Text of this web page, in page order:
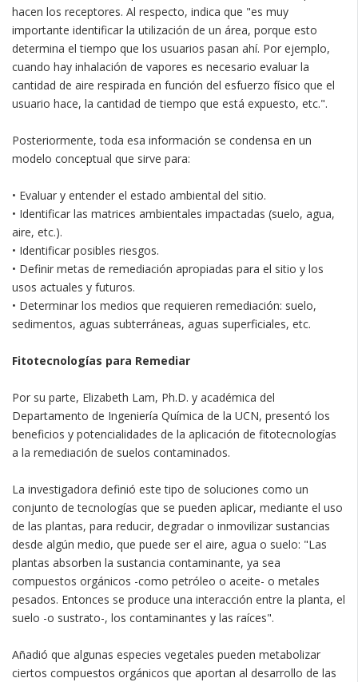
hacen los receptores. Al respecto, indica que "es muy
importante identificar la utilización de un área, porque esto
determina el tiempo que los usuarios pasan ahí. Por ejemplo,
cuando hay inhalación de vapores es necesario evaluar la
cantidad de aire respirada en función del esfuerzo físico que el
usuario hace, la cantidad de tiempo que está expuesto, etc.".
Posteriormente, toda esa información se condensa en un
modelo conceptual que sirve para:
• Evaluar y entender el estado ambiental del sitio.
• Identificar las matrices ambientales impactadas (suelo, agua,
aire, etc.).
• Identificar posibles riesgos.
• Definir metas de remediación apropiadas para el sitio y los
usos actuales y futuros.
• Determinar los medios que requieren remediación: suelo,
sedimentos, aguas subterráneas, aguas superficiales, etc.
Fitotecnologías para Remediar
Por su parte, Elizabeth Lam, Ph.D. y académica del
Departamento de Ingeniería Química de la UCN, presentó los
beneficios y potencialidades de la aplicación de fitotecnologías
a la remediación de suelos contaminados.
La investigadora definió este tipo de soluciones como un
conjunto de tecnologías que se pueden aplicar, mediante el uso
de las plantas, para reducir, degradar o inmovilizar sustancias
desde algún medio, que puede ser el aire, agua o suelo: "Las
plantas absorben la sustancia contaminante, ya sea
compuestos orgánicos -como petróleo o aceite- o metales
pesados. Entonces se produce una interacción entre la planta, el
suelo -o sustrato-, los contaminantes y las raíces".
Añadió que algunas especies vegetales pueden metabolizar
ciertos compuestos orgánicos que aportan al desarrollo de las